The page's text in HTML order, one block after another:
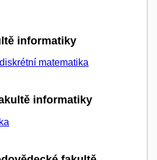
informatiky
matematika
informatiky